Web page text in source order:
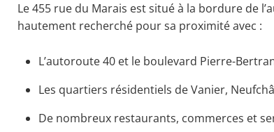
Le 455 rue du Marais est situé à la bordure de
hautement recherché pour sa proximité avec :
L’autoroute 40 et le boulevard Pierre-
Les quartiers résidentiels de Vanier,
De nombreux restaurants, commerces et